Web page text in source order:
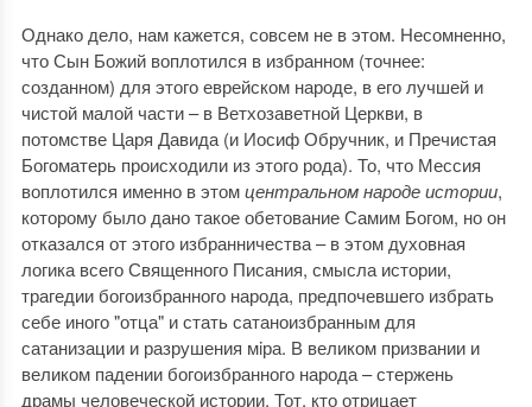
Однако дело, нам кажется, совсем не в этом. Несомненно,
что Сын Божий воплотился в избранном (точнее:
созданном) для этого еврейском народе, в его лучшей и
чистой малой части – в Ветхозаветной Церкви, в
потомстве Царя Давида (и Иосиф Обручник, и Пречистая
Богоматерь происходили из этого рода). То, что Мессия
воплотился именно в этомцентральном народе истории,
которому было дано такое обетование Самим Богом, но он
отказался от этого избранничества – в этом духовная
логика всего Священного Писания, смысла истории,
трагедии богоизбранного народа, предпочевшего избрать
себе иного "отца" и стать сатаноизбранным для
сатанизации и разрушения мiра. В великом призвании и
великом падении богоизбранного народа – стержень
драмы человеческой истории. Тот, кто отрицает